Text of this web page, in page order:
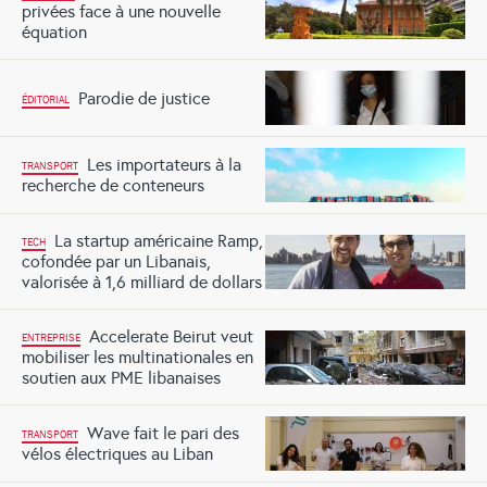
privées face à une nouvelle
équation
ÉDITORIAL Parodie de justice
TRANSPORT
Les importateurs à la
recherche de conteneurs
TECH
La startup américaine Ramp,
cofondée par un Libanais,
valorisée à 1,6 milliard de dollars
ENTREPRISE Accelerate Beirut veut
mobiliser les multinationales en
soutien aux PME libanaises
TRANSPORT Wave fait le pari des
vélos électriques au Liban